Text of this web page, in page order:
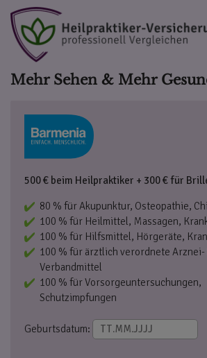
Mehr Sehen & Mehr
500 € beim Heilpraktiker + 300 € für
80 % für Akupunktur, Osteopathie,
100 % für Heilmittel, Massagen,
100 % für Hilfsmittel, Hörgeräte,
100 % für ärztlich verordnete Arznei-
Verbandmittel
100 % für Vorsorgeuntersuchungen,
Schutzimpfungen
Geburtsdatum: